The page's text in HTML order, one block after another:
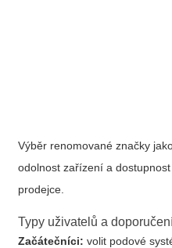
Výběr renomované značky
odolnost zařízení a
prodejce.
Typy uživatelů a
Začátečníci: volit podové